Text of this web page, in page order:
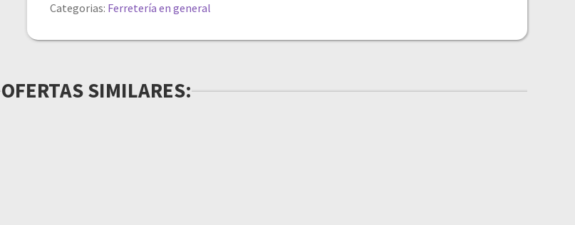
Categorias: Ferretería en general
OFERTAS SIMILARES: